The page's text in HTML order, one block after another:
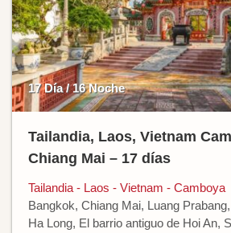
17 Día / 16 Noche
Tailandia, Laos, Vietnam
Chiang Mai – 17 días
Tailandia - Laos - Vietnam - Camboya
Bangkok, Chiang Mai, Luang
Ha Long, El barrio antiguo de Hoi An,